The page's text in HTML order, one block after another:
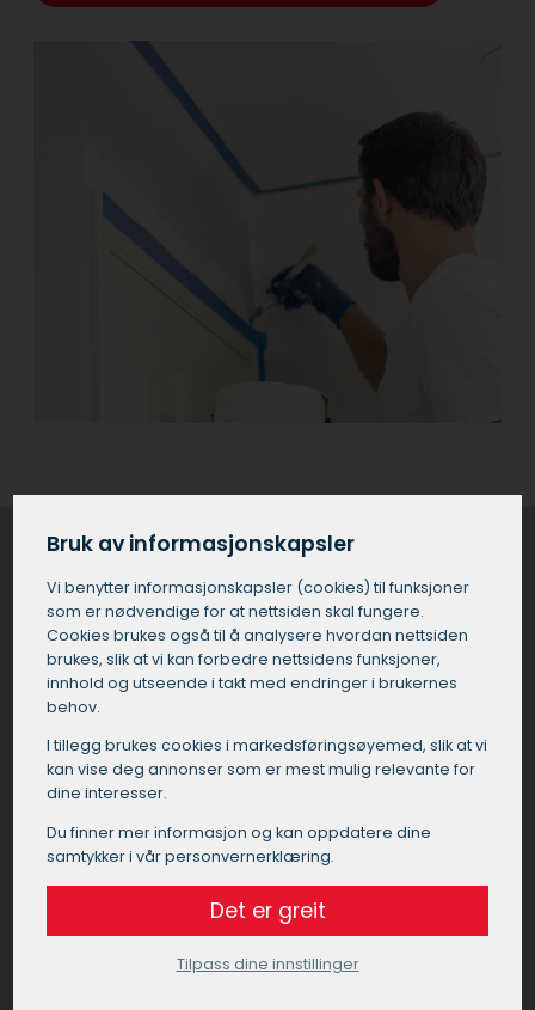
Hvorfor bruke maler på St.
Hanshaugen?
Hanshaugen garanterer et høyt kvalitetsnivå og
faglig utførelse av malerarbeidet. En erfaren
maler på St. Hanshaugen vil ha riktig
kompetanse og utstyr for å håndtere ulike
typer overflater og maleutfordringer, noe som
er spesielt viktig i det varierende klimaet på St.
Å bruke en profesjonell maler på St.
Bruk av informasjonskapsler
Vi benytter informasjons­kapsler (cookies) til funksjoner
som er nødvendige for at nettsiden skal fungere.
Cookies brukes også til å analysere hvordan nettsiden
brukes, slik at vi kan forbedre nettsidens funksjoner,
innhold og utseende i takt med endringer i brukernes
behov.
I tillegg brukes cookies i markedsførings­øyemed, slik at vi
kan vise deg annonser som er mest mulig relevante for
dine interesser.
Du finner mer informasjon og kan oppdatere dine
samtykker i vår personvernerklæring.
Det er greit
Tilpass dine innstillinger